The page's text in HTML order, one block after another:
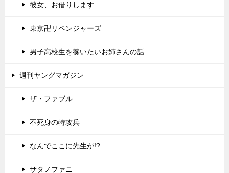
彼女、お借りします
東京卍リベンジャーズ
男子高校生を養いたいお姉さんの話
週刊ヤングマガジン
ザ・ファブル
不死身の特攻兵
なんでここに先生が!?
サタノファニ